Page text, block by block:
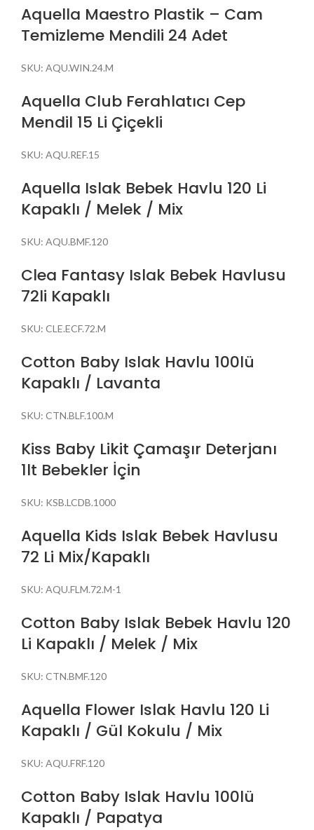
Aquella Maestro Plastik – Cam
Temizleme Mendili 24 Adet
SKU: AQU.WIN.24.M
Aquella Club Ferahlatıcı Cep
Mendil 15 Li Çiçekli
SKU: AQU.REF.15
Aquella Islak Bebek Havlu 120 Li
Kapaklı / Melek / Mix
SKU: AQU.BMF.120
Clea Fantasy Islak Bebek Havlusu
72li Kapaklı
SKU: CLE.ECF.72.M
Cotton Baby Islak Havlu 100lü
Kapaklı / Lavanta
SKU: CTN.BLF.100.M
Kiss Baby Likit Çamaşır Deterjanı
1lt Bebekler İçin
SKU: KSB.LCDB.1000
Aquella Kids Islak Bebek Havlusu
72 Li Mix/Kapaklı
SKU: AQU.FLM.72.M-1
Cotton Baby Islak Bebek Havlu 120
Li Kapaklı / Melek / Mix
SKU: CTN.BMF.120
Aquella Flower Islak Havlu 120 Li
Kapaklı / Gül Kokulu / Mix
SKU: AQU.FRF.120
Cotton Baby Islak Havlu 100lü
Kapaklı / Papatya